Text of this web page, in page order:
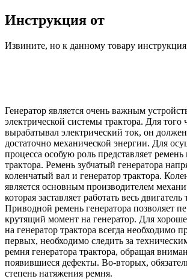
Инструкция от
Извините, но к данному товару инструкция
Генератор является очень важным
электрической системы трактора. Для того
вырабатывал электрический ток, он
достаточно механической энергии. Для
процесса особую роль представляет ремень
трактора. Ремень зубчатый генератора
коленчатый вал и генератор трактора.
является основным производителем
которая заставляет работать весь двигатель
Приводной ремень генератора позволяет
крутящий момент на генератор. Для
на генератор трактора всегда необходимо
первых, необходимо следить за
ремня генератора трактора, обращая
появившиеся дефекты. Во-вторых,
степень натяжения ремня.